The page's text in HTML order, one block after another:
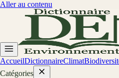
Aller au contenu
AccueilDictionnaireClimat
Catégories